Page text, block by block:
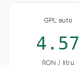
GPL auto
4.57
RON / litru